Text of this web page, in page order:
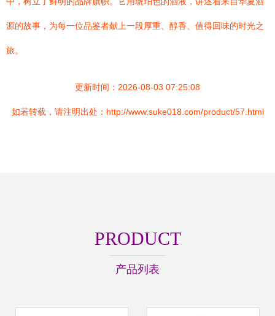
源的故事，为每一位品鉴者献上一段厚重、醇香、值得回味的时光之
旅。
更新时间：2026-08-03 07:25:08
如若转载，请注明出处：http://www.suke018.com/product/57.html
PRODUCT
产品列表